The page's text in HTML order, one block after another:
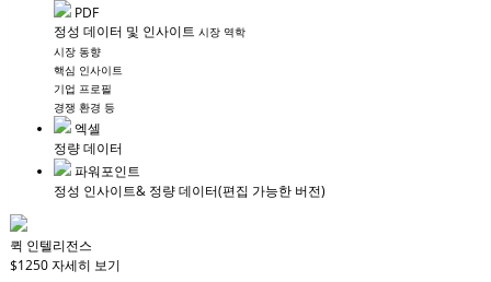
PDF
정성 데이터 및 인사이트 시장 역학
시장 동향
핵심 인사이트
기업 프로필
경쟁 환경 등
엑셀
정량 데이터
파워포인트
정성 인사이트& 정량 데이터(편집 가능한 버전)
퀵 인텔리전스
$1250자세히 보기